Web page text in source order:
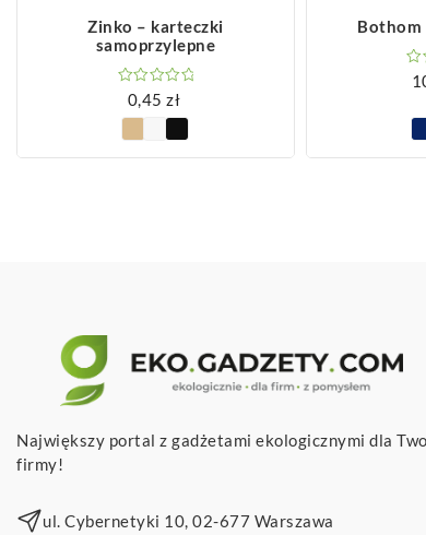
Zinko – karteczki
samoprzylepne
0,45zł
Bothom
Największy portal z gadżetami ekologicznymi dla
firmy!
ul. Cybernetyki 10, 02-677 Warszawa